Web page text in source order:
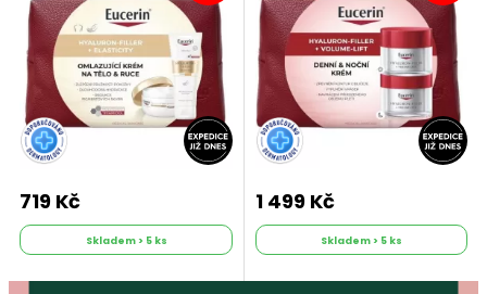
719 Kč
Skladem > 5 ks
1 499 Kč
Skladem > 5 ks